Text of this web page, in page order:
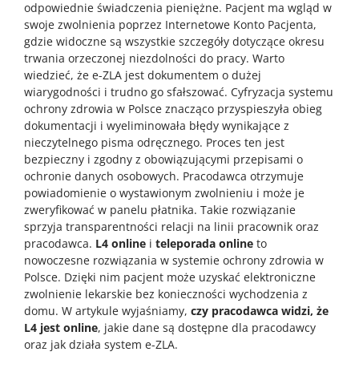
odpowiednie świadczenia pieniężne. Pacjent ma wgląd w
swoje zwolnienia poprzez Internetowe Konto Pacjenta,
gdzie widoczne są wszystkie szczegóły dotyczące okresu
trwania orzeczonej niezdolności do pracy. Warto
wiedzieć, że e-ZLA jest dokumentem o dużej
wiarygodności i trudno go sfałszować. Cyfryzacja systemu
ochrony zdrowia w Polsce znacząco przyspieszyła obieg
dokumentacji i wyeliminowała błędy wynikające z
nieczytelnego pisma odręcznego. Proces ten jest
bezpieczny i zgodny z obowiązującymi przepisami o
ochronie danych osobowych. Pracodawca otrzymuje
powiadomienie o wystawionym zwolnieniu i może je
zweryfikować w panelu płatnika. Takie rozwiązanie
sprzyja transparentności relacji na linii pracownik oraz
pracodawca. L4 online i teleporada online to
nowoczesne rozwiązania w systemie ochrony zdrowia w
Polsce. Dzięki nim pacjent może uzyskać elektroniczne
zwolnienie lekarskie bez konieczności wychodzenia z
domu. W artykule wyjaśniamy, czy pracodawca widzi, że
L4 jest online, jakie dane są dostępne dla pracodawcy
oraz jak działa system e-ZLA.